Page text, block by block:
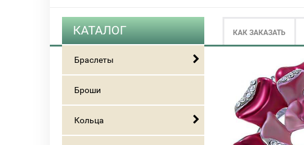
КАК ЗАКАЗАТЬ
КАТАЛОГ
Браслеты
Броши
Кольца